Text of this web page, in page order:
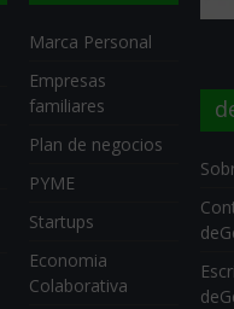
Marca Personal
Empresas
familiares
Plan de negocios
PYME
Startups
Economia
Colaborativa